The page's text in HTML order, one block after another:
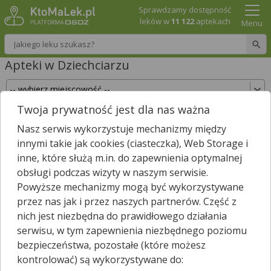
Wpisz nazwę leku
Sprawdzamy dostępność
leków w11 122aptekach Menu
Apteki w Dziechciarzu
Sprawdź, które apteki w Dziechciarzu posiadają
Twój lek i zarezerwuj go już teraz!
Wpisz nazwę leku
W pobliżu Dziechciarza jest
aptek.
Wybierz typ aptek
Twoja prywatność jest dla nas ważna
Nasz serwis wykorzystuje mechanizmy między
innymi takie jak cookies (ciasteczka), Web Storage i
inne, które służą m.in. do zapewnienia optymalnej
obsługi podczas wizyty w naszym serwisie.
Powyższe mechanizmy mogą być wykorzystywane
przez nas jak i przez naszych partnerów. Część z
nich jest niezbędna do prawidłowego działania
serwisu, w tym zapewnienia niezbędnego poziomu
bezpieczeństwa, pozostałe (które możesz
kontrolować) są wykorzystywane do: